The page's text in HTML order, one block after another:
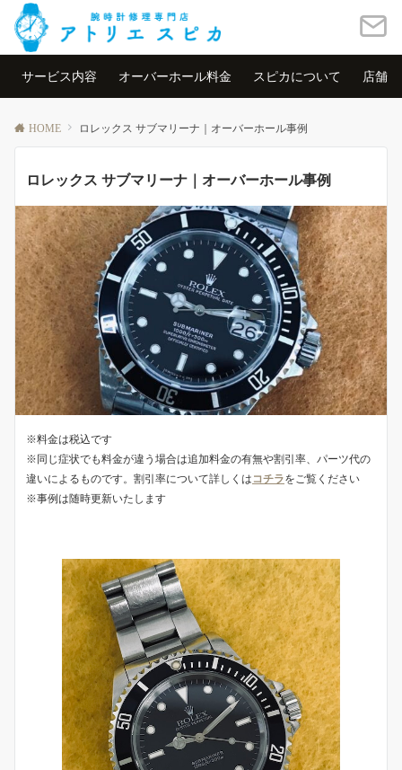
サービス内容 オーバーホール料金 スピカについて 店舗
HOME ロレックス サブマリーナ｜オーバーホール事例
ロレックス サブマリーナ｜オーバーホール事例
※料金は税込です
※同じ症状でも料金が違う場合は追加料金の有無や割引率、パーツ代の
違いによるものです。割引率について詳しくは コチラをご覧ください
※事例は随時更新いたします